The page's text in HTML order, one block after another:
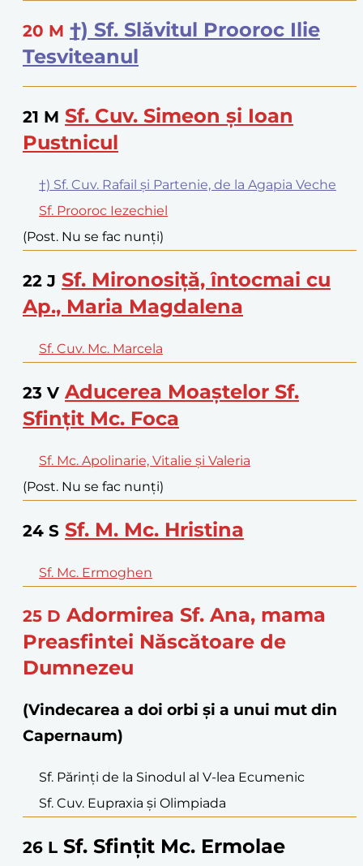
20 M †) Sf. Slăvitul Prooroc Ilie
Tesviteanul
21 M Sf. Cuv. Simeon și Ioan
Pustnicul
†) Sf. Cuv. Rafail și Partenie, de la Agapia Veche
Sf. Prooroc Iezechiel
(Post. Nu se fac nunți)
22 J Sf. Mironosiță, întocmai cu
Ap., Maria Magdalena
Sf. Cuv. Mc. Marcela
23 V Aducerea Moaștelor Sf.
Sfințit Mc. Foca
Sf. Mc. Apolinarie, Vitalie și Valeria
(Post. Nu se fac nunți)
24 S Sf. M. Mc. Hristina
Sf. Mc. Ermoghen
25 D Adormirea Sf. Ana, mama
Preasfintei Născătoare de
Dumnezeu
(Vindecarea a doi orbi și a unui mut din
Capernaum)
Sf. Părinți de la Sinodul al V-lea Ecumenic
Sf. Cuv. Eupraxia și Olimpiada
26 L Sf. Sfințit Mc. Ermolae